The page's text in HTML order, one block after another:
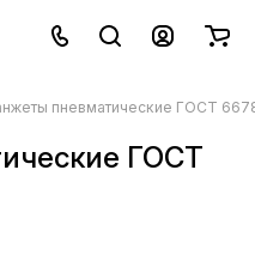
пневматические ГОСТ
ГОСТ